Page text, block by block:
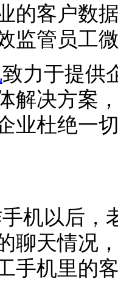
的客户数
监管员工
致力于提供
解决方案
业杜绝一
机以后，
聊天情况
手机里的